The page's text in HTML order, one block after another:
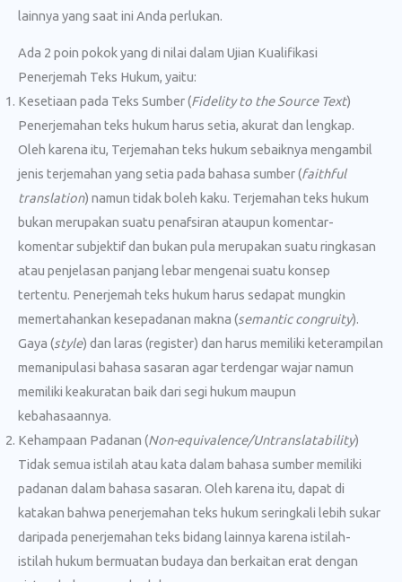
lainnya yang saat ini Anda perlukan.
Ada 2 poin pokok yang di nilai dalam Ujian Kualifikasi
Penerjemah Teks Hukum, yaitu:
Kesetiaan pada Teks Sumber (Fidelity to the Source Text)
Penerjemahan teks hukum harus setia, akurat dan lengkap.
Oleh karena itu, Terjemahan teks hukum sebaiknya mengambil
jenis terjemahan yang setia pada bahasa sumber (faithful
translation) namun tidak boleh kaku. Terjemahan teks hukum
bukan merupakan suatu penafsiran ataupun komentar-
komentar subjektif dan bukan pula merupakan suatu ringkasan
atau penjelasan panjang lebar mengenai suatu konsep
tertentu. Penerjemah teks hukum harus sedapat mungkin
memertahankan kesepadanan makna (semantic congruity).
Gaya (style) dan laras (register) dan harus memiliki keterampilan
memanipulasi bahasa sasaran agar terdengar wajar namun
memiliki keakuratan baik dari segi hukum maupun
kebahasaannya.
Kehampaan Padanan (Non-equivalence/Untranslatability)
Tidak semua istilah atau kata dalam bahasa sumber memiliki
padanan dalam bahasa sasaran. Oleh karena itu, dapat di
katakan bahwa penerjemahan teks hukum seringkali lebih sukar
daripada penerjemahan teks bidang lainnya karena istilah-
istilah hukum bermuatan budaya dan berkaitan erat dengan